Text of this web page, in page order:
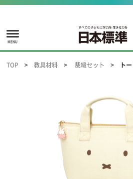
MENU
TOP 教具材料 裁縫セット ト